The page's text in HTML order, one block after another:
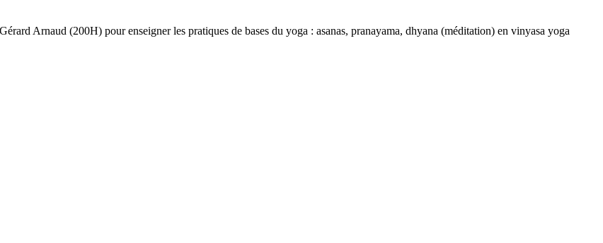
Arnaud (200H) pour enseigner les pratiques de bases du yoga : asanas, pranayama, dhyana (méditation) en vinyasa yoga